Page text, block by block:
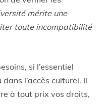
mérite une
toute incompatibilité
si l’essentiel
l’accès culturel. Il
à tout prix vos droits,